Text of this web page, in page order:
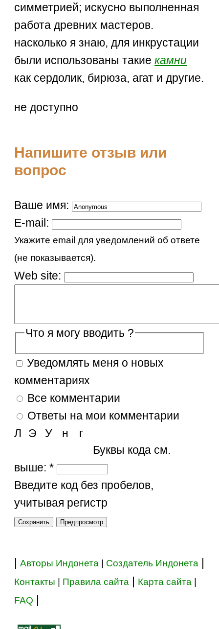
симметрией; искусно выполненная
работа древних мастеров.
насколько я знаю, для инкрустации
были использованы такиекамни
как сердолик, бирюза, агат и другие.
не доступно
Напишите отзыв или
вопрос
Ваше имя:
E-mail:
Укажите email для уведомлений об ответе
(не показывается).
Web site:
Что я могу вводить ?
Уведомлять меня о новых
комментариях
Все комментарии
Ответы на мои комментарии
Л
Э г
н
У
Буквы кода см.
выше:*
Введите код без пробелов,
учитывая регистр
|Авторы Индонета Создатель Индонета
Контакты Правила сайта Карта сайта
FAQ